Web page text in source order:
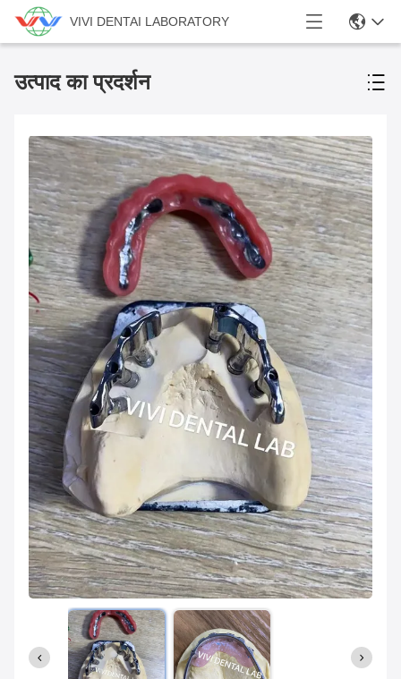
VIVI DENTAI LABORATORY
उत्पाद का प्रदर्शन